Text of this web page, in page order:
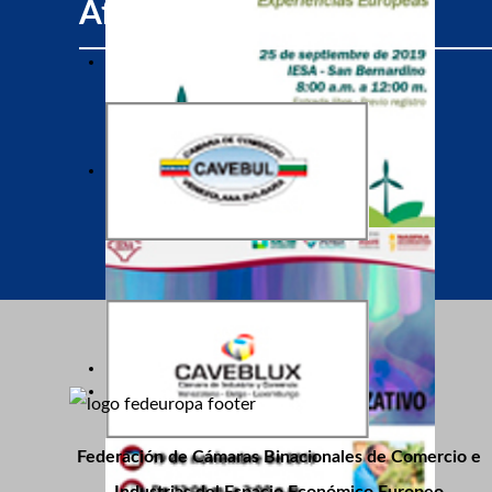
Afiliados
Federación de Cámaras Binacionales de Comercio e